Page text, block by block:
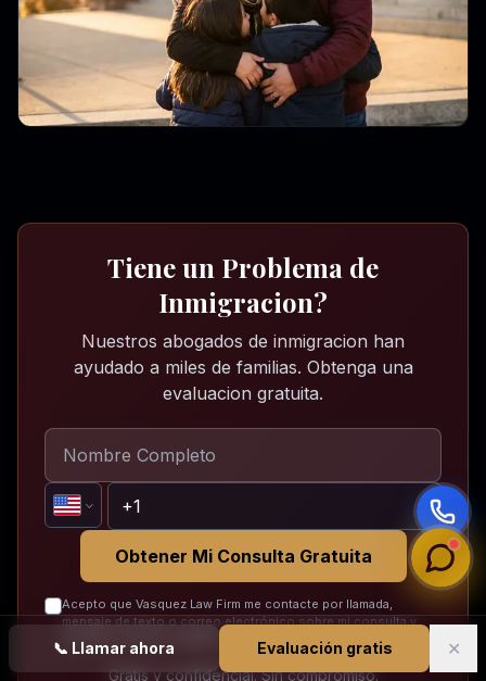
📞 Llamar ahora Evaluación gratis ✕
Tiene un Problema de
Inmigracion?
Nuestros abogados de inmigracion han
ayudado a miles de familias. Obtenga una
evaluacion gratuita.
Obtener Mi Consulta Gratuita
Acepto que Vasquez Law Firm me contacte por llamada,
mensaje de texto o correo electrónico sobre mi consulta y
posibles servicios legales.
Gratis y confidencial. Sin compromiso.